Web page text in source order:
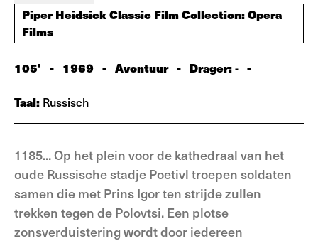
Piper Heidsick Classic Film Collection: Opera
Films
105' - 1969 - Avontuur - Drager:- -
Taal: Russisch
1185... Op het plein voor de kathedraal van het
oude Russische stadje Poetivl troepen soldaten
samen die met Prins Igor ten strijde zullen
trekken tegen de Polovtsi. Een plotse
zonsverduistering wordt door iedereen